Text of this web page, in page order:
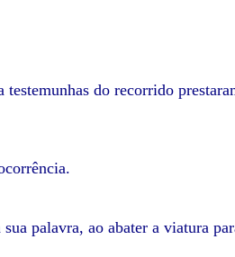
do recorrido
palavra, ao abater a viatura